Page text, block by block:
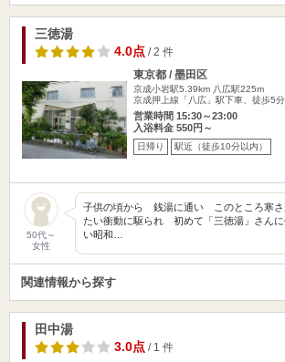
三徳湯
4.0点/ 2 件
東京都 / 墨田区
京成小岩駅5.39km 八広駅225m
京成押上線「八広」駅下車、徒歩5分
営業時間 15:30～23:00
入浴料金 550円～
日帰り 駅近（徒歩10分以内）
50代～
女性
子供の頃から 銭湯に通い このところ寒さ
たい衝動に駆られ 初めて「三徳湯」さん
い昭和…
関連情報から探す
田中湯
3.0点/ 1 件